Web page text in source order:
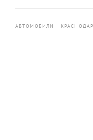
АВТОМОБИЛИ КРАСНОДАР